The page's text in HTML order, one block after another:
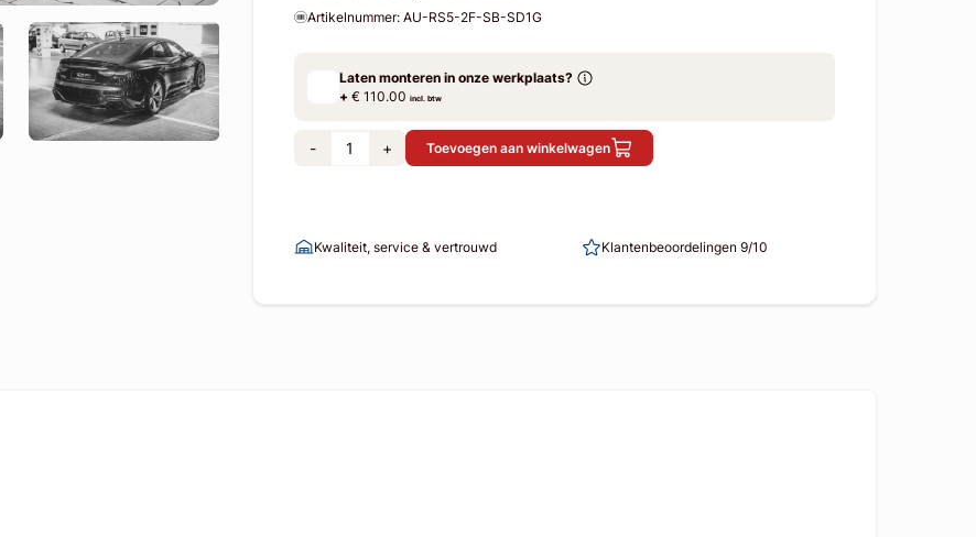
Artikelnummer: AU-RS5-2F-SB-SD1G
Laten monteren in onze werkplaats?
+€ 110.00 incl. btw
- + Toevoegen aan winkelwagen
Kwaliteit, service & vertrouwd Klantenbeoordelingen 9/10